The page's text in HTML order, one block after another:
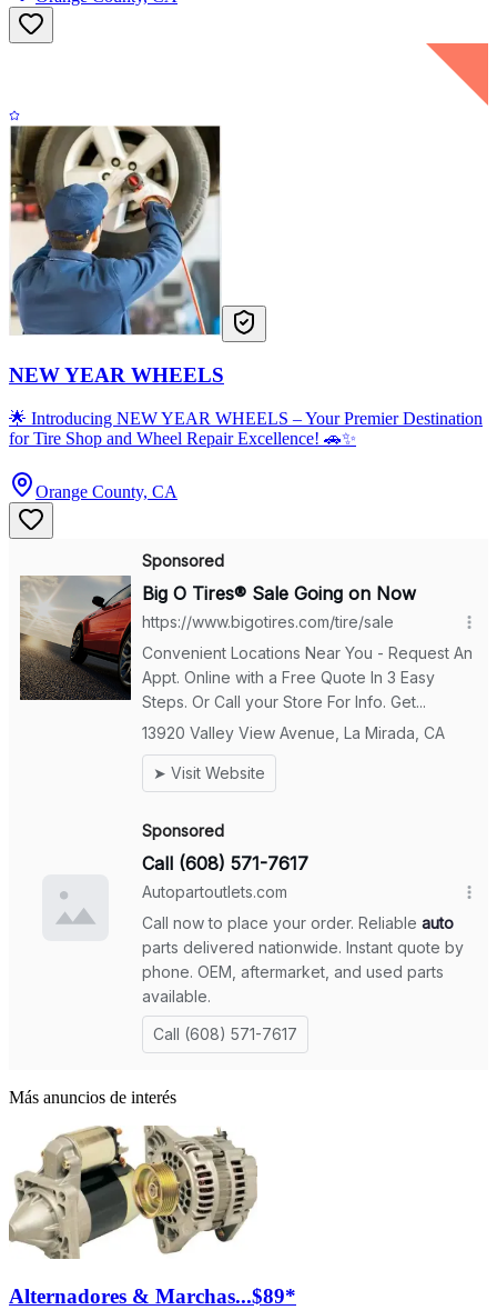
NEW YEAR WHEELS
🌟 Introducing NEW YEAR WHEELS – Your Premier Destination
for Tire Shop and Wheel Repair Excellence! 🚗✨
Orange County, CA
Más anuncios de interés
Alternadores & Marchas...$89*